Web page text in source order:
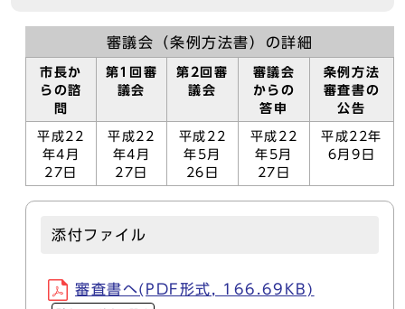
審議会（条例方法書）の詳細
市長か
らの諮
問
第1回審
議会
第2回審
議会
審議会
からの
答申
条例方法
審査書の
公告
平成22
年4月
27日
平成22
年4月
27日
平成22
年5月
26日
平成22
年5月
27日
平成22年
6月9日
添付ファイル
審査書へ(PDF形式, 166.69KB)